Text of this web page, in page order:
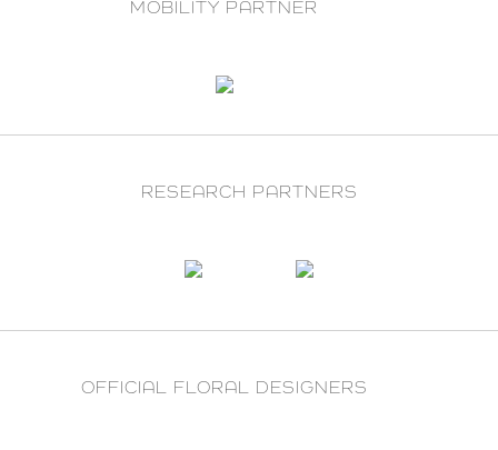
MOBILITY PARTNER
RESEARCH PARTNERS
OFFICIAL FLORAL DESIGNERS